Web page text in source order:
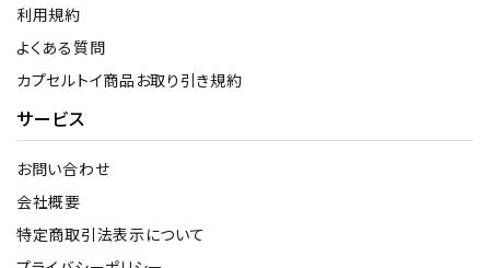
利用規約
よくある質問
カプセルトイ商品お取り引き規約
サービス
お問い合わせ
会社概要
特定商取引法表示について